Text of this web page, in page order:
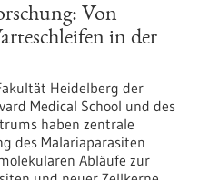
Von
in der
Heidelberg der
Medical School und des
haben zentrale
des Malariaparasiten
Abläufe zur